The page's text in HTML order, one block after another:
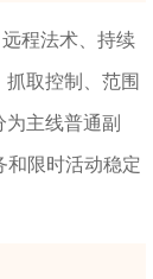
程法术、持续
取控制、范围
主线普通副
和限时活动稳定